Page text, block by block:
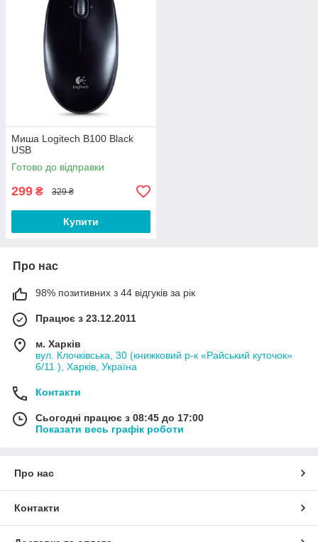
Миша Logitech B100 Black
USB
Готово до відправки
299 ₴ 329 ₴
Купити
Про нас
98% позитивних з 44 відгуків за рік
Працює з 23.12.2011
м. Харків
вул. Клочківська, 30 (книжковий р-к «Райський куточок»
6/11 ), Харків, Україна
Контакти
Сьогодні працює з 08:45 до 17:00
Показати весь графік роботи
Про нас
Контакти